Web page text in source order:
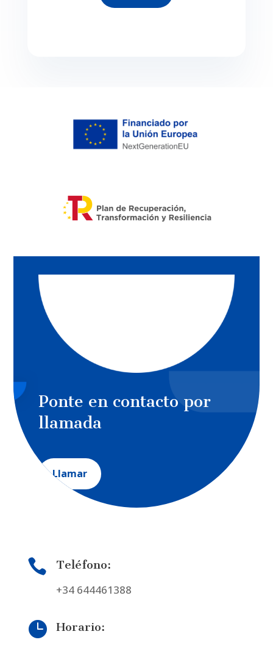
Ponte en contacto por
llamada
Llamar

Teléfono:
+34 644461388

Horario: